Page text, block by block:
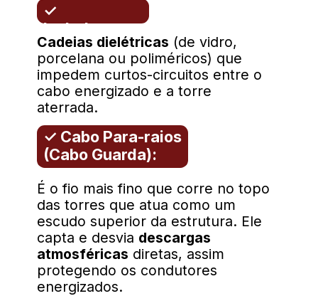
✓
Isoladores:
Cadeias dielétricas (de vidro,
porcelana ou poliméricos) que
impedem curtos-circuitos entre o
cabo energizado e a torre
aterrada.
✓ Cabo Para-raios
(Cabo Guarda):
É o fio mais fino que corre no topo
das torres que atua como um
escudo superior da estrutura. Ele
capta e desvia descargas
atmosféricas diretas, assim
protegendo os condutores
energizados.